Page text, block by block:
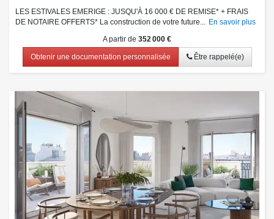
LES ESTIVALES EMERIGE : JUSQU'À 16 000 € DE REMISE* + FRAIS
DE NOTAIRE OFFERTS* La construction de votre future... En savoir plus
A partir de 352 000 €
Obtenir une documentation personnalisée Être rappelé(e)